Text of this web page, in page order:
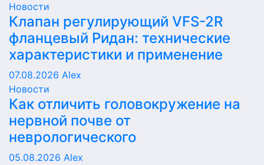
Новости
Клапан регулирующий VFS-2R
фланцевый Ридан: технические
характеристики и применение
07.08.2026 Alex
Новости
Как отличить головокружение на
нервной почве от
неврологического
05.08.2026 Alex